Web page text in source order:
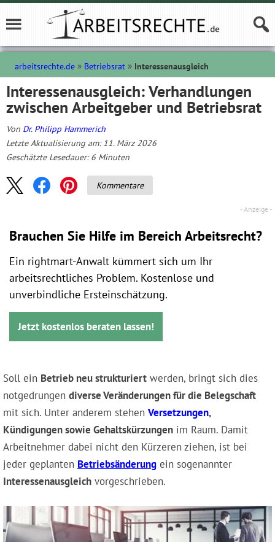
arbeitsrechte.de Betriebsrat Interessenausgleich
Interessenausgleich: Verhandlungen
zwischen Arbeitgeber und Betriebsrat
Von Dr. Philipp Hammerich
Letzte Aktualisierung am: 11. März 2026
Geschätzte Lesedauer: 6 Minuten
Kommentare
Brauchen Sie Hilfe im Bereich Arbeitsrecht?
Ein rightmart-Anwalt kümmert sich um Ihr
arbeitsrechtliches Problem. Kostenlose und
unverbindliche Ersteinschätzung.
Jetzt kostenlos beraten lassen!
Soll ein Betrieb neu strukturiert werden, bringt sich dies
notgedrungen diverse Veränderungen für die Belegschaft
mit sich. Unter anderem stehen Versetzungen,
Kündigungen sowie Gehaltskürzungen im Raum. Damit
Arbeitnehmer dabei nicht den Kürzeren ziehen, ist bei
jeder geplanten Betriebsänderung ein sogenannter
Interessenausgleich vorgeschrieben.